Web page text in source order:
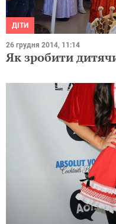
ДІТИ
26 грудня 2014, 11:14
Як зробити